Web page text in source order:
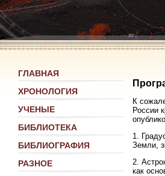
ГЛАВНАЯ
ХРОНОЛОГИЯ
УЧЕНЫЕ
БИБЛИОТЕКА
БИБЛИОГРАФИЯ
РАЗНОЕ
К
России
1.
Земли,
2.
как